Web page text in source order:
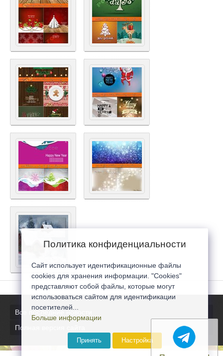
Все последние новости
Полная версия сайта
Политика конфиденциальности
Сайт использует идентификационные файлы
cookies для хранения информации. "Cookies"
представляют собой файлы, которые могут
использоваться сайтом для идентификации
посетителей...
Больше информации
Принять Настройка